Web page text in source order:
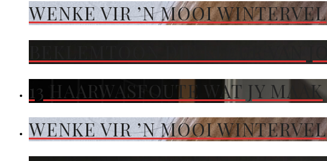
WENKE VIR ’N MOOI WINTERVEL
13 HAARWASFOUTE WAT JY MAAK
WENKE VIR ’N MOOI WINTERVEL